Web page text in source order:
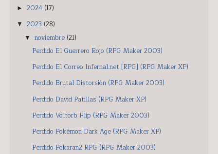
► 2024 (17)
▼ 2023 (28)
▼ noviembre (21)
Perdido El Guerrero Rojo (RPG Maker 2003)
Perdido El Correo Infernal.net [RPG] (RPG Maker XP)
Perdido Brutal Distorsión (RPG Maker 2003)
Perdido David Patillas (RPG Maker XP)
Perdido Voltorb Flip (RPG Maker 2003)
Perdido Pokémon Dark Age (RPG Maker XP)
Perdido Pokaran2 RPG (RPG Maker 2003)